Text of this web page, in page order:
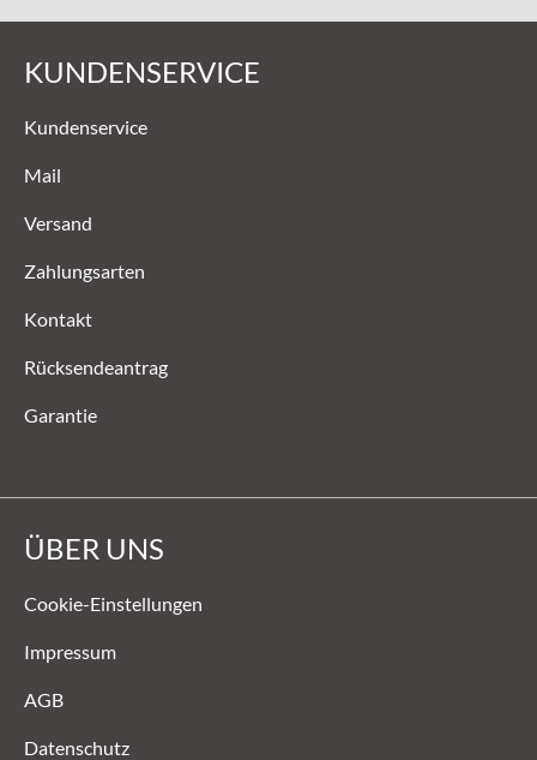
KUNDENSERVICE
Kundenservice
Mail
Versand
Zahlungsarten
Kontakt
Rücksendeantrag
Garantie
ÜBER UNS
Cookie-Einstellungen
Impressum
AGB
Datenschutz